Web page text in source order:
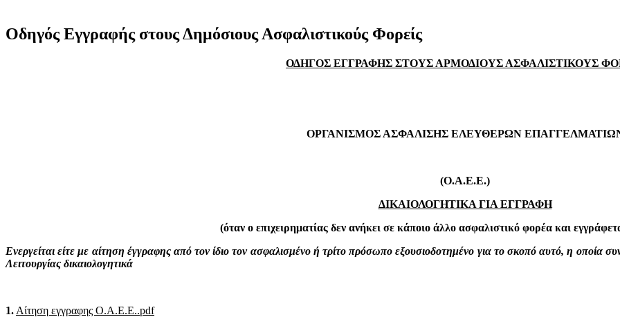
Οδηγός Εγγραφής στους Δημόσιους Ασφαλιστικούς Φορείς
ΟΔΗΓΟΣ ΕΓΓΡΑΦΗΣ ΣΤΟΥΣ ΑΡΜΟΔΙΟΥΣ ΑΣΦΑΛΙΣΤΙΚΟΥΣ
ΟΡΓΑΝΙΣΜΟΣ ΑΣΦΑΛΙΣΗΣ ΕΛΕΥΘΕΡΩΝ
(Ο.Α.Ε.Ε.)
ΔΙΚΑΙΟΛΟΓΗΤΙΚΑ ΓΙΑ ΕΓΓΡΑΦΗ
(όταν ο επιχειρηματίας δεν ανήκει σε κάποιο άλλο ασφαλιστικό φορέα και
Ενεργείται είτε με αίτηση έγγραφης από τον ίδιο τον ασφαλισμένο ή τρίτο πρόσωπο εξουσιοδοτημένο για το σκοπό αυτό, η οποία
Λειτουργίας δικαιολογητικά
1. Αίτηση εγγραφης Ο.Α.Ε.Ε..pdf